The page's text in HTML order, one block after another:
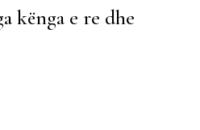
kënga e re dhe